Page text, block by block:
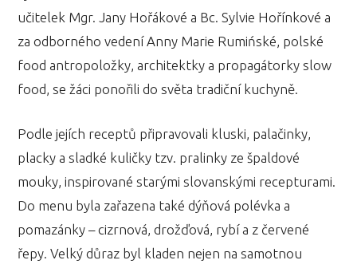
učitelek Mgr. Jany Hořákové a Bc. Sylvie Hořínkové a
za odborného vedení Anny Marie Rumińské, polské
food antropoložky, architektky a propagátorky slow
food, se žáci ponořili do světa tradiční kuchyně.
Podle jejích receptů připravovali kluski, palačinky,
placky a sladké kuličky tzv. pralinky ze špaldové
mouky, inspirované starými slovanskými recepturami.
Do menu byla zařazena také dýňová polévka a
pomazánky – cizrnová, drožďová, rybí a z červené
řepy. Velký důraz byl kladen nejen na samotnou